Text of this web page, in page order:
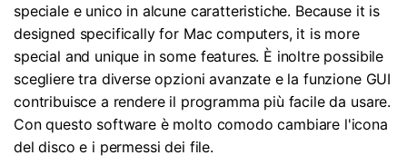
speciale e unico in alcune caratteristiche. Because it is
designed specifically for Mac computers, it is more
special and unique in some features. È inoltre possibile
scegliere tra diverse opzioni avanzate e la funzione GUI
contribuisce a rendere il programma più facile da usare.
Con questo software è molto comodo cambiare l'icona
del disco e i permessi dei file.